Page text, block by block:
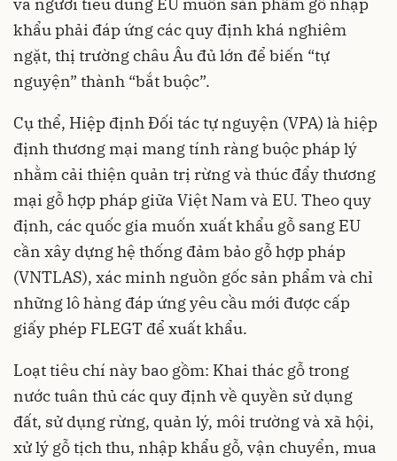
khẩu phải đáp ứng các quy định khá nghiêm
ngặt, thị trường châu Âu đủ lớn để biến “tự
nguyện” thành “bắt buộc”.
Cụ thể, Hiệp định Đối tác tự nguyện (VPA) là hiệp
định thương mại mang tính ràng buộc pháp lý
nhằm cải thiện quản trị rừng và thúc đẩy thương
mại gỗ hợp pháp giữa Việt Nam và EU. Theo quy
định, các quốc gia muốn xuất khẩu gỗ sang EU
cần xây dựng hệ thống đảm bảo gỗ hợp pháp
(VNTLAS), xác minh nguồn gốc sản phẩm và chỉ
những lô hàng đáp ứng yêu cầu mới được cấp
giấy phép FLEGT để xuất khẩu.
Loạt tiêu chí này bao gồm: Khai thác gỗ trong
nước tuân thủ các quy định về quyền sử dụng
đất, sử dụng rừng, quản lý, môi trường và xã hội,
xử lý gỗ tịch thu, nhập khẩu gỗ, vận chuyển, mua